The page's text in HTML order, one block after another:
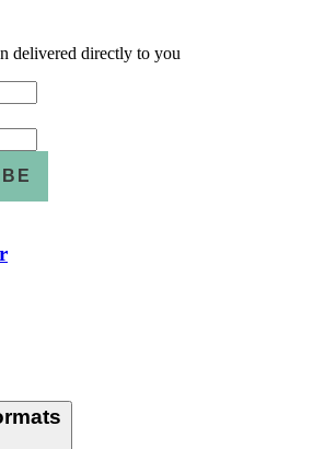
delivered directly to you